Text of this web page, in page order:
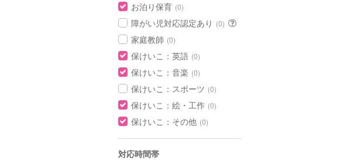
お泊り保育 (0)
障がい児対応認定あり (0)
家庭教師 (0)
保けいこ：英語 (0)
保けいこ：音楽 (0)
保けいこ：スポーツ (0)
保けいこ：絵・工作 (0)
保けいこ：その他 (0)
対応時間帯